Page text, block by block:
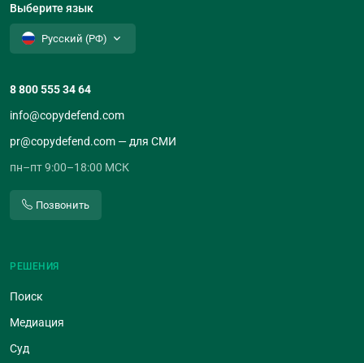
Выберите язык
Русский (РФ)
8 800 555 34 64
info@copydefend.com
pr@copydefend.com — для СМИ
пн–пт 9:00–18:00 МСК
Позвонить
РЕШЕНИЯ
Поиск
Медиация
Суд